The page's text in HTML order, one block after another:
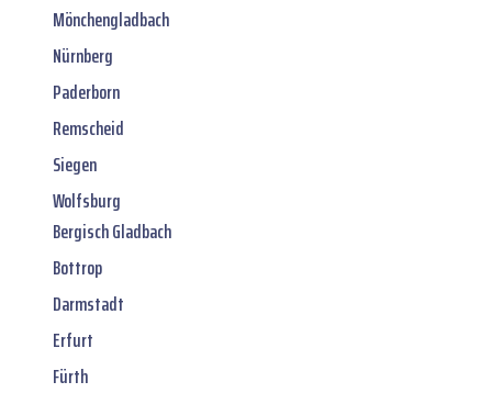
Mönchengladbach
Nürnberg
Paderborn
Remscheid
Siegen
Wolfsburg
Bergisch Gladbach
Bottrop
Darmstadt
Erfurt
Fürth